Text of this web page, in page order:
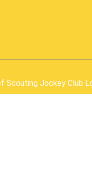
Jockey Club